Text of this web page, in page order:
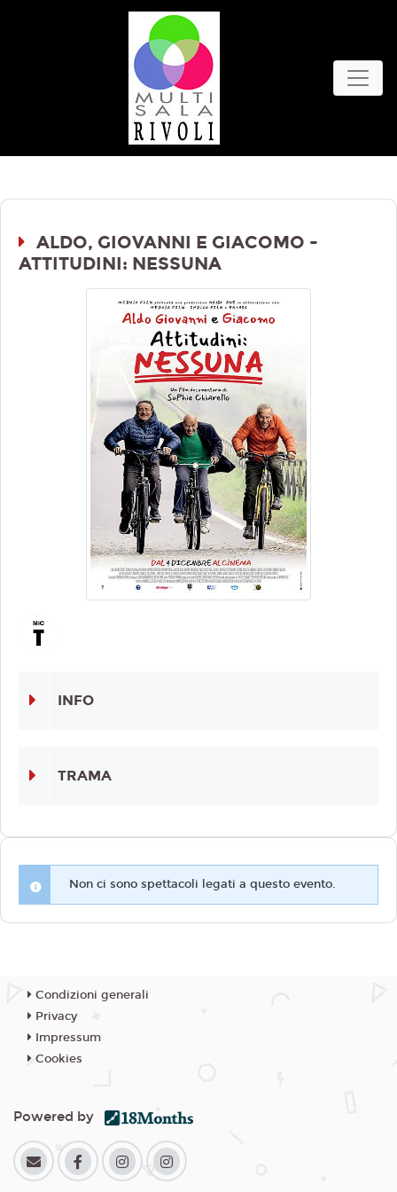
ALDO, GIOVANNI E GIACOMO -
ATTITUDINI: NESSUNA
INFO
TRAMA
Non ci sono spettacoli legati a questo evento.
Condizioni generali
Privacy
Impressum
Cookies
Powered by